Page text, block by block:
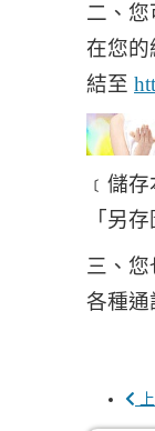
二、您
在您的
結至
﹝儲
「另
三、
各種通